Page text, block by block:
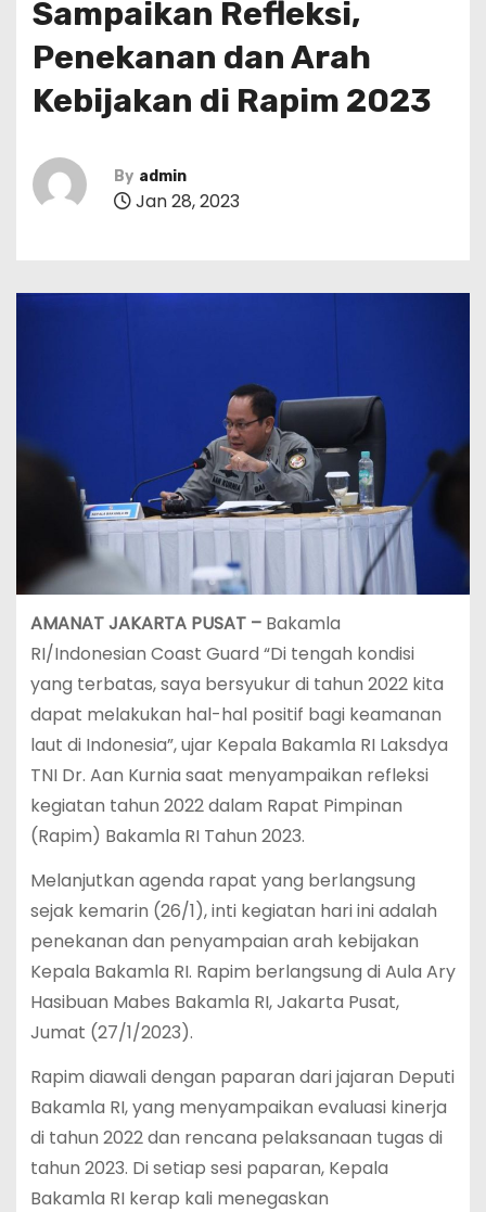
Sampaikan Refleksi,
Penekanan dan Arah
Kebijakan di Rapim 2023
By admin
Jan 28, 2023
AMANAT JAKARTA PUSAT – Bakamla
RI/Indonesian Coast Guard “Di tengah kondisi
yang terbatas, saya bersyukur di tahun 2022 kita
dapat melakukan hal-hal positif bagi keamanan
laut di Indonesia”, ujar Kepala Bakamla RI Laksdya
TNI Dr. Aan Kurnia saat menyampaikan refleksi
kegiatan tahun 2022 dalam Rapat Pimpinan
(Rapim) Bakamla RI Tahun 2023.
Melanjutkan agenda rapat yang berlangsung
sejak kemarin (26/1), inti kegiatan hari ini adalah
penekanan dan penyampaian arah kebijakan
Kepala Bakamla RI. Rapim berlangsung di Aula Ary
Hasibuan Mabes Bakamla RI, Jakarta Pusat,
Jumat (27/1/2023).
Rapim diawali dengan paparan dari jajaran Deputi
Bakamla RI, yang menyampaikan evaluasi kinerja
di tahun 2022 dan rencana pelaksanaan tugas di
tahun 2023. Di setiap sesi paparan, Kepala
Bakamla RI kerap kali menegaskan